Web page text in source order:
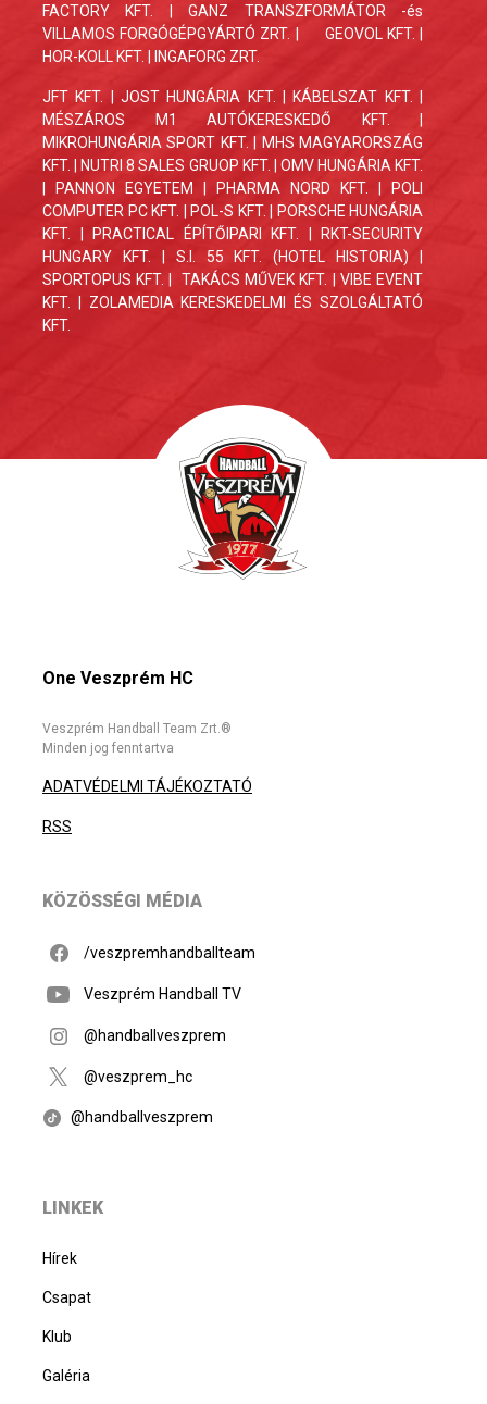
FACTORY KFT.
| GANZ TRANSZFORMÁTOR -és
VILLAMOS FORGÓGÉPGYÁRTÓ ZRT. |
GEOVOL KFT. |
HOR-KOLL KFT. | INGAFORG ZRT.
JFT KFT. | JOST HUNGÁRIA KFT. | KÁBELSZAT KFT. |
MÉSZÁROS M1 AUTÓKERESKEDŐ KFT. |
MIKROHUNGÁRIA SPORT KFT. | MHS MAGYARORSZÁG
KFT. | NUTRI 8 SALES GRUOP KFT. | OMV HUNGÁRIA KFT.
| PANNON EGYETEM | PHARMA NORD KFT. | POLI
COMPUTER PC KFT. | POL-S KFT. | PORSCHE HUNGÁRIA
KFT. | PRACTICAL ÉPÍTŐIPARI KFT. | RKT-SECURITY
HUNGARY KFT. | S.I. 55 KFT. (HOTEL HISTORIA) |
SPORTOPUS KFT. | TAKÁCS MŰVEK KFT. | VIBE EVENT
KFT. | ZOLAMEDIA KERESKEDELMI ÉS SZOLGÁLTATÓ
KFT.
One Veszprém HC
Veszprém Handball Team Zrt.®
Minden jog fenntartva
ADATVÉDELMI TÁJÉKOZTATÓ
RSS
KÖZÖSSÉGI MÉDIA
/veszpremhandballteam
Veszprém Handball TV
@handballveszprem
@veszprem_hc
@handballveszprem
LINKEK
Hírek
Csapat
Klub
Galéria